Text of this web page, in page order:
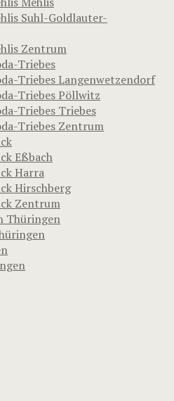
Suhl-Goldlauter-
Zentrum
Triebes
Triebes Langenwetzendorf
Triebes Pöllwitz
Triebes Triebes
Triebes Zentrum
Eßbach
Harra
Hirschberg
Zentrum
Thüringen